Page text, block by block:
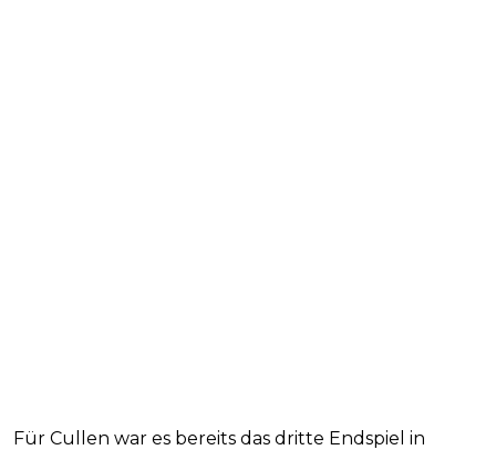
Für Cullen war es bereits das dritte Endspiel in